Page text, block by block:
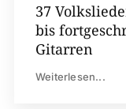
37
bis
Gitarren
Weiterlesen...